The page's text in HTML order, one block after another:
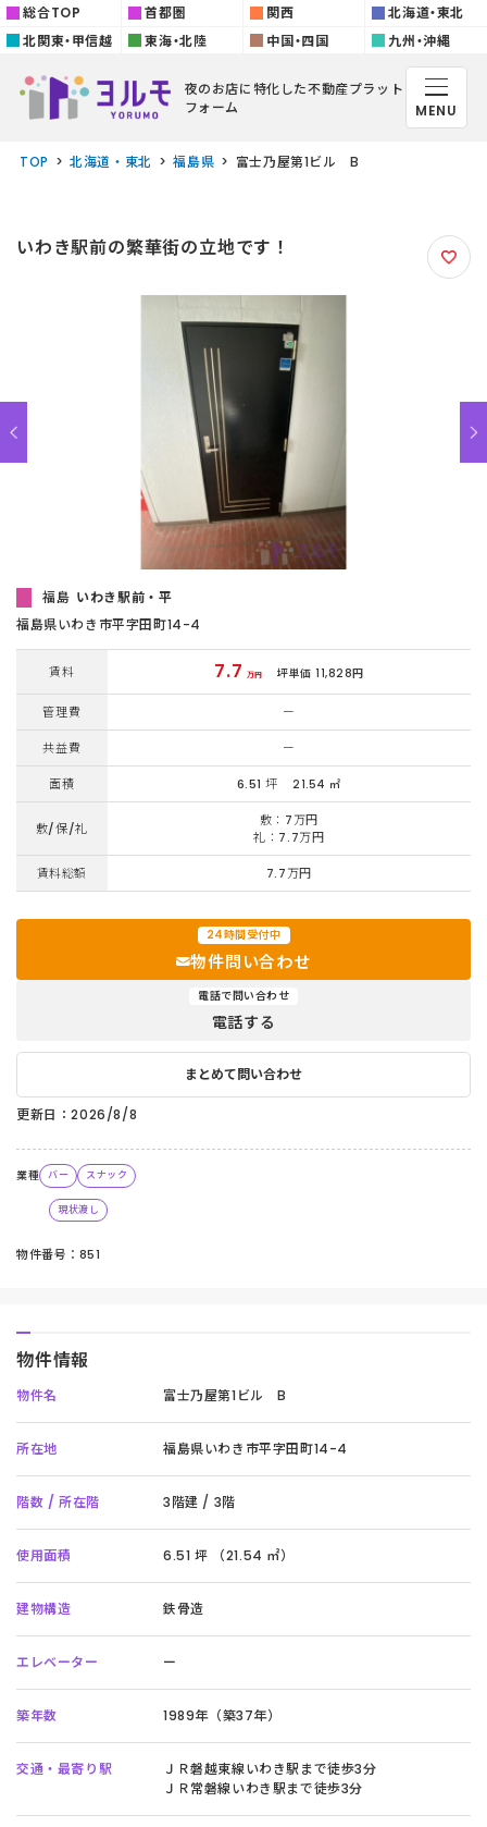
総合TOP 首都圏 関西
北海道・東北
北関東・甲信越
東海・北陸 中国・四国 九州・沖縄
夜のお店に特化した不動産プラット
フォーム
MENU
TOP 北海道・東北 福島県 富士乃屋第1ビル B
いわき駅前の繁華街の立地です！
福島 いわき駅前・平
福島県いわき市平字田町14-4
賃料 7.7 万円 坪単価 11,828円
管理費 ー
共益費 ー
面積 6.51 坪 21.54 ㎡
敷/保/礼
敷：7万円
礼：7.7万円
賃料総額 7.7万円
24時間受付中
物件問い合わせ
電話で問い合わせ
電話する
まとめて問い合わせ
更新日：2026/8/8
業種 バー スナック
現状渡し
物件番号：851
物件情報
物件名 富士乃屋第1ビル B
所在地 福島県いわき市平字田町14-4
階数 / 所在階 3階建 / 3階
使用面積 6.51 坪 （21.54 ㎡）
建物構造 鉄骨造
エレベーター ー
築年数 1989年（築37年）
交通・最寄り駅
ＪＲ磐越東線いわき駅まで徒歩3分
ＪＲ常磐線いわき駅まで徒歩3分